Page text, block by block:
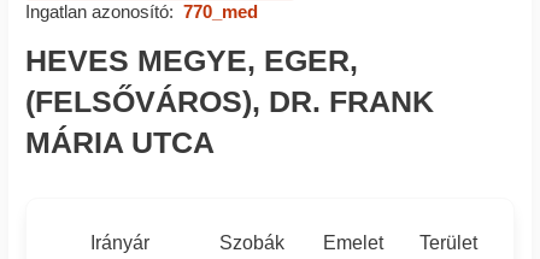
Ingatlan azonosító: 770_med
HEVES MEGYE, EGER,
(FELSŐVÁROS), DR. FRANK
MÁRIA UTCA
Irányár Szobák Emelet Terület